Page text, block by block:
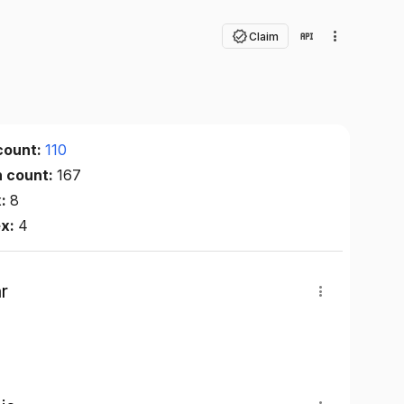
Claim
110
count:167
8
4